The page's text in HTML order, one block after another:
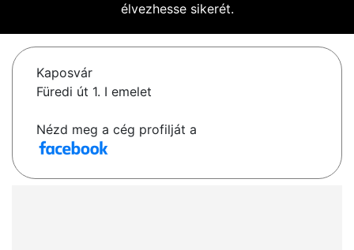
élvezhesse sikerét.
Kaposvár
Füredi út 1. I emelet
Nézd meg a cég profilját a